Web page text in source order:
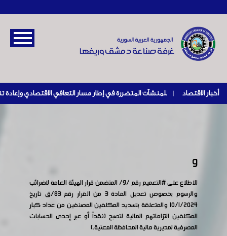
أخبار الاقتصاد |
9
للاطلاع على#التعميم
رقم /9/ المتضمن قرار الهيئة العامة للضرائب
والرسوم بخصوص تعديل المادة 3 من القرار رقم 83/ق تاريخ
10/1/2024 والمتعلقة بتسديد المكلفين المصنفين من عداد كبار
المكلفين التزاماتهم المالية لتصبح (نقداً أو عبر إحدى الحسابات
المصرفية لمديرية مالية المحافظة المعنية.)